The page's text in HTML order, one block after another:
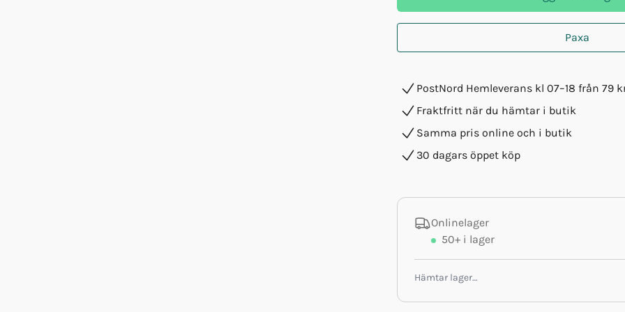
Paxa
PostNord Hemleverans kl 07–18 från 79
Fraktfritt när du hämtar i butik
Samma pris online och i butik
30 dagars öppet köp
Onlinelager
50+ i lager
Hämtar lager…